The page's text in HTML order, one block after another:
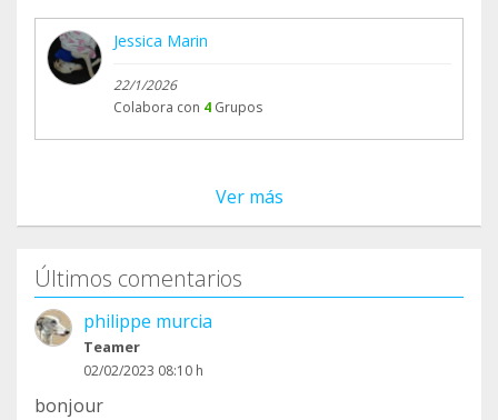
Jessica Marin
22/1/2026
Colabora con 4 Grupos
Ver más
Últimos comentarios
philippe murcia
Teamer
02/02/2023 08:10 h
bonjour